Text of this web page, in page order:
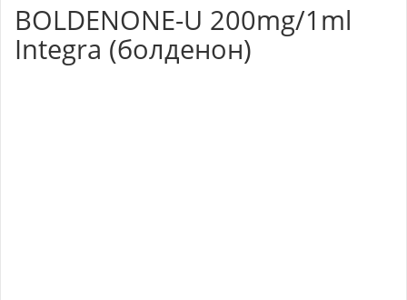
BOLDENONE-U 200mg/1ml
Integra (болденон)